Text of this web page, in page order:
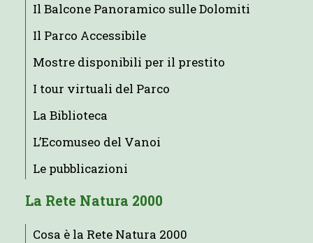
Il Balcone Panoramico sulle Dolomiti
Il Parco Accessibile
Mostre disponibili per il prestito
I tour virtuali del Parco
La Biblioteca
L’Ecomuseo del Vanoi
Le pubblicazioni
La Rete Natura 2000
Cosa è la Rete Natura 2000